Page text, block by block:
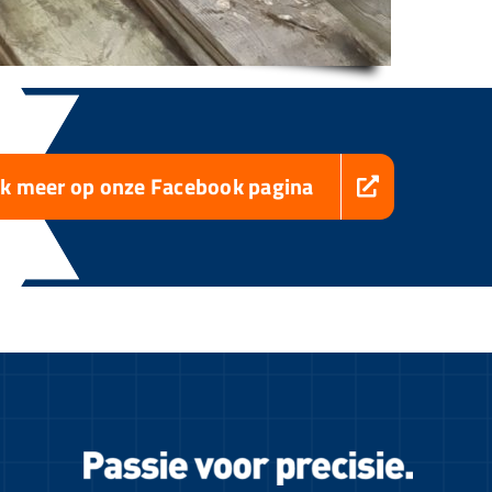
meer op onze Facebook pagina